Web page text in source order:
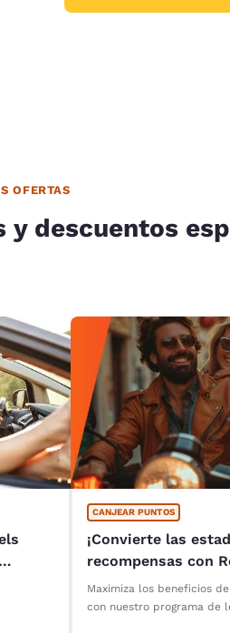
OFERTAS
descuentos
CANJEAR PUNTOS
¡Convierte las
recompensas con
Maximiza los beneficios
con nuestro programa de